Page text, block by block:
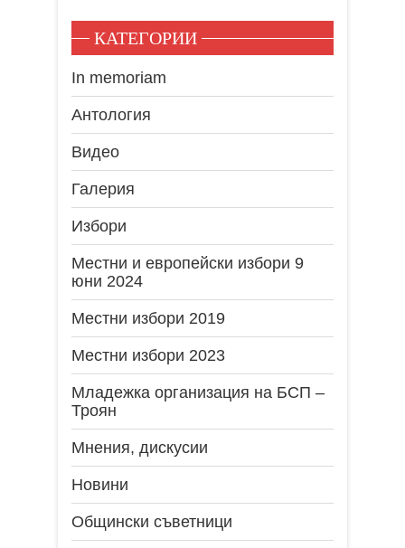
КАТЕГОРИИ
In memoriam
Антология
Видео
Галерия
Избори
Местни и европейски избори 9
юни 2024
Местни избори 2019
Местни избори 2023
Младежка организация на БСП –
Троян
Мнения, дискусии
Новини
Общински съветници